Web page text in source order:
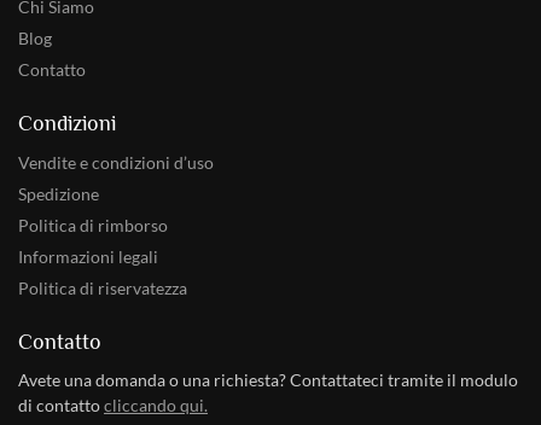
Chi Siamo
Blog
Contatto
Condizioni
Vendite e condizioni d’uso
Spedizione
Politica di rimborso
Informazioni legali
Politica di riservatezza
Contatto
Avete una domanda o una richiesta? Contattateci tramite il modulo
di contattocliccando qui.